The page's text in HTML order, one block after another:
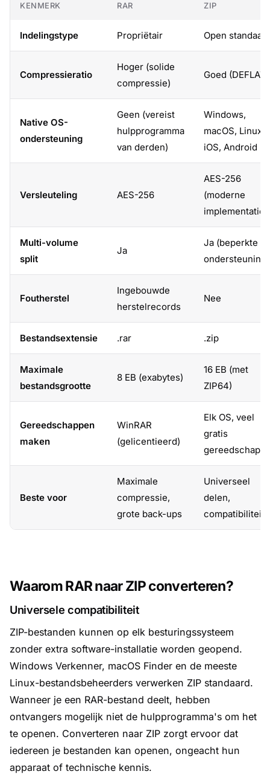
KENMERK RAR ZIP
Indelingstype Propriëtair Open
Compressieratio
Hoger (solide
compressie)
Goed
Native OS-
ondersteuning
Geen (vereist
hulpprogramma
van derden)
Windows,
macOS, Linux,
iOS, Android
Versleuteling AES-256
AES-256
(moderne
Multi-volume
split
Ja
Ja (beperkte
ondersteuning)
Foutherstel
Ingebouwde
herstelrecords
Nee
Bestandsextensie .rar .zip
Maximale
bestandsgrootte
8 EB (exabytes)
16 EB (met
ZIP64)
Gereedschappen
maken
WinRAR
(gelicentieerd)
Elk OS, veel
gratis
Beste voor
Maximale
compressie,
grote back-ups
Universeel
delen,
compatibiliteit
Waarom RAR naar ZIP converteren?
Universele compatibiliteit
ZIP-bestanden kunnen op elk besturingssysteem
zonder extra software-installatie worden geopend.
Windows Verkenner, macOS Finder en de meeste
Linux-bestandsbeheerders verwerken ZIP standaard.
Wanneer je een RAR-bestand deelt, hebben
ontvangers mogelijk niet de hulpprogramma's om het
te openen. Converteren naar ZIP zorgt ervoor dat
iedereen je bestanden kan openen, ongeacht hun
apparaat of technische kennis.